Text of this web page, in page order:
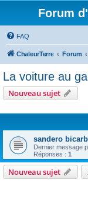
Forum
FAQ
ChaleurTerre Forum
La voiture au
Nouveau sujet
sandero
Dernier message
Réponses : 1
Nouveau sujet